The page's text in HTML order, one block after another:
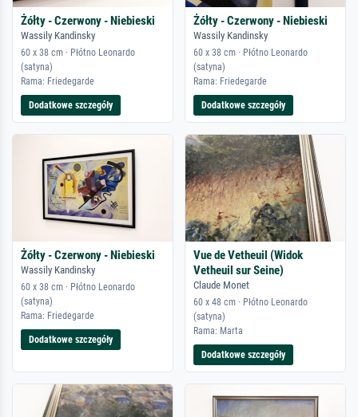
Żółty - Czerwony - Niebieski
Wassily Kandinsky
60 x 38 cm · Płótno Leonardo
(satyna)
Rama: Friedegarde
Dodatkowe szczegóły
Żółty - Czerwony - Niebieski
Wassily Kandinsky
60 x 38 cm · Płótno Leonardo
(satyna)
Rama: Friedegarde
Dodatkowe szczegóły
Żółty - Czerwony - Niebieski
Wassily Kandinsky
60 x 38 cm · Płótno Leonardo
(satyna)
Rama: Friedegarde
Dodatkowe szczegóły
Vue de Vetheuil (Widok
Vetheuil sur Seine)
Claude Monet
60 x 48 cm · Płótno Leonardo
(satyna)
Rama: Marta
Dodatkowe szczegóły